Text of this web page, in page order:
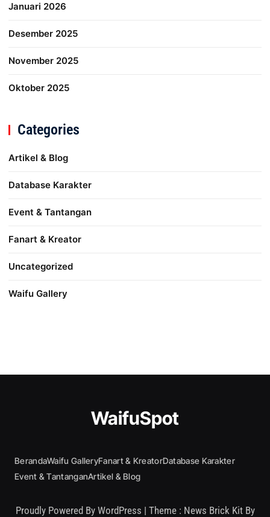
Januari 2026
Desember 2025
November 2025
Oktober 2025
Categories
Artikel & Blog
Database Karakter
Event & Tantangan
Fanart & Kreator
Uncategorized
Waifu Gallery
WaifuSpot
BerandaWaifu GalleryFanart & KreatorDatabase Karakter
Event & TantanganArtikel & Blog
Proudly Powered By WordPress | Theme : News Brick Kit By